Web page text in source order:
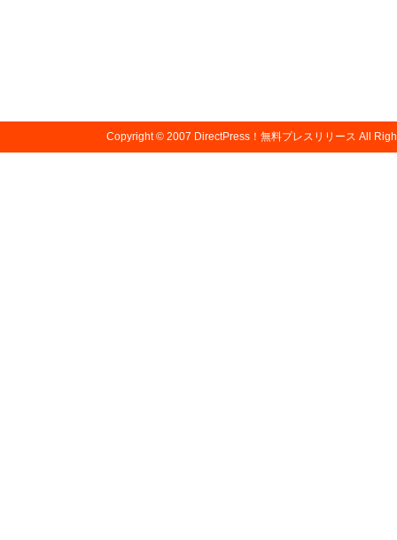
Copyright © 2007 DirectPress！無料プレスリリース All